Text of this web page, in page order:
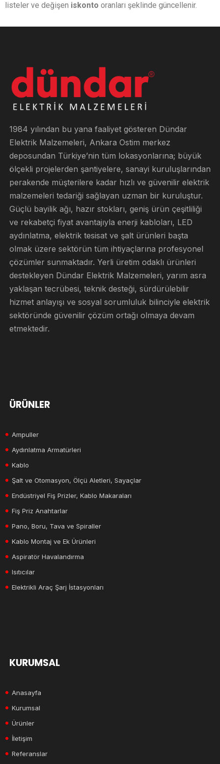
listeler ve değişen iskonto oranları şeklinde güncellenir.
1984 yılından bu yana faaliyet gösteren Dündar
Elektrik Malzemeleri, Ankara Ostim merkez
deposundan Türkiye’nin tüm lokasyonlarına; büyük
ölçekli projelerden şantiyelere, sanayi kuruluşlarından
perakende müşterilere kadar hızlı ve güvenilir elektrik
malzemeleri tedariği sağlayan uzman bir kuruluştur.
Güçlü bayilik ağı, hazır stokları, geniş ürün çeşitliliği
ve rekabetçi fiyat avantajıyla enerji kabloları, LED
aydınlatma, elektrik tesisat ve şalt ürünleri başta
olmak üzere sektörün tüm ihtiyaçlarına profesyonel
çözümler sunmaktadır. Yerli üretim odaklı ürünleri
destekleyen Dündar Elektrik Malzemeleri, yarım asra
yaklaşan tecrübesi, teknik desteği, sürdürülebilir
hizmet anlayışı ve sosyal sorumluluk bilinciyle elektrik
sektöründe güvenilir çözüm ortağı olmaya devam
etmektedir.
ÜRÜNLER
Ampuller
Aydınlatma Armatürleri
Kablo
Şalt ve Otomasyon, Ölçü Aletleri, Sayaçlar
Endüstriyel Fiş Prizler, Kablo Makaraları
Fiş Priz Anahtarlar
Pano, Boru, Tava ve Spiraller
Kablo Montaj ve Ek Ürünleri
Aspiratör Havalandırma
Isıtıcılar
Elektrikli Araç Şarj İstasyonları
KURUMSAL
Anasayfa
Kurumsal
Ürünler
İletişim
Referanslar